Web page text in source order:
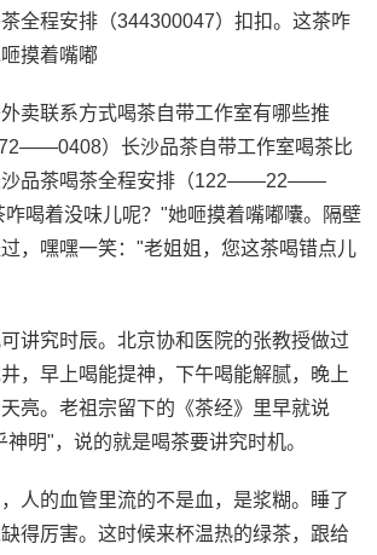
全程安排（344300047）扣扣。这茶咋
摸着嘴嘟
联系方式喝茶自带工作室有哪些推
）长沙品茶自带工作室喝茶比
沙品茶喝茶全程安排（122——22——
喝着没味儿呢？"她咂摸着嘴嘟囔。隔壁
，嘿嘿一笑："老姐姐，您这茶喝错点儿
究时辰。北京协和医院的张教授做过
，早上喝能提神，下午喝能解腻，晚上
亮。老祖宗留下的《茶经》里早就说
明"，说的就是喝茶要讲究时机。
的血管里流的不是血，是浆糊。睡了
得厉害。这时候来杯温热的绿茶，跟给